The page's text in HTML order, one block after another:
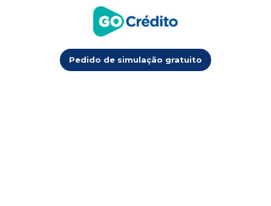
Pedido de simulação gratuito